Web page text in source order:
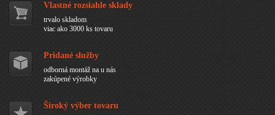
Vlastné rozsiahle sklady
trvalo skladom
viac ako 3000 ks tovaru
Pridané služby
odborná montáž na u nás
zakúpené výrobky
Široký výber tovaru